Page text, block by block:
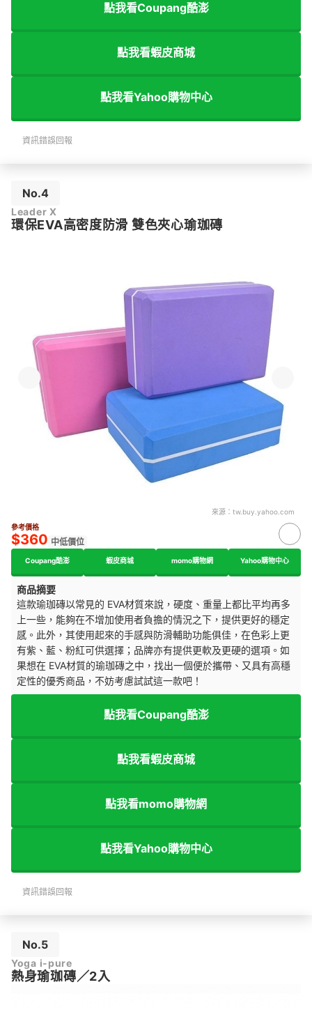
點我看Coupang酷澎
點我看蝦皮商城
點我看Yahoo購物中心
資訊錯誤回報
No.4
Leader X
環保EVA高密度防滑 雙色夾心瑜珈磚
來源： tw.buy.yahoo.com
參考價格
$360 中低價位
Coupang酷澎 蝦皮商城 momo購物網 Yahoo購物中心
商品摘要
這款瑜珈磚以常見的 EVA材質來說，硬度、重量上都比平均再多
上一些，能夠在不增加使用者負擔的情況之下，提供更好的穩定
感。此外，其使用起來的手感與防滑輔助功能俱佳，在色彩上更
有紫、藍、粉紅可供選擇；品牌亦有提供更軟及更硬的選項。如
果想在 EVA材質的瑜珈磚之中，找出一個便於攜帶、又具有高穩
定性的優秀商品，不妨考慮試試這一款吧！
點我看Coupang酷澎
點我看蝦皮商城
點我看momo購物網
點我看Yahoo購物中心
資訊錯誤回報
No.5
Yoga i-pure
熱身瑜珈磚／2入